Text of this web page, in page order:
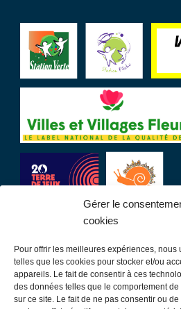
Gérer le
cookies
Pour offrir les meilleures expériences,
telles que les cookies pour stocker et/ou
appareils. Le fait de consentir à ces
des données telles que le comportement
sur ce site. Le fait de ne pas consentir ou
LIENS UTILES
Communauté de communes